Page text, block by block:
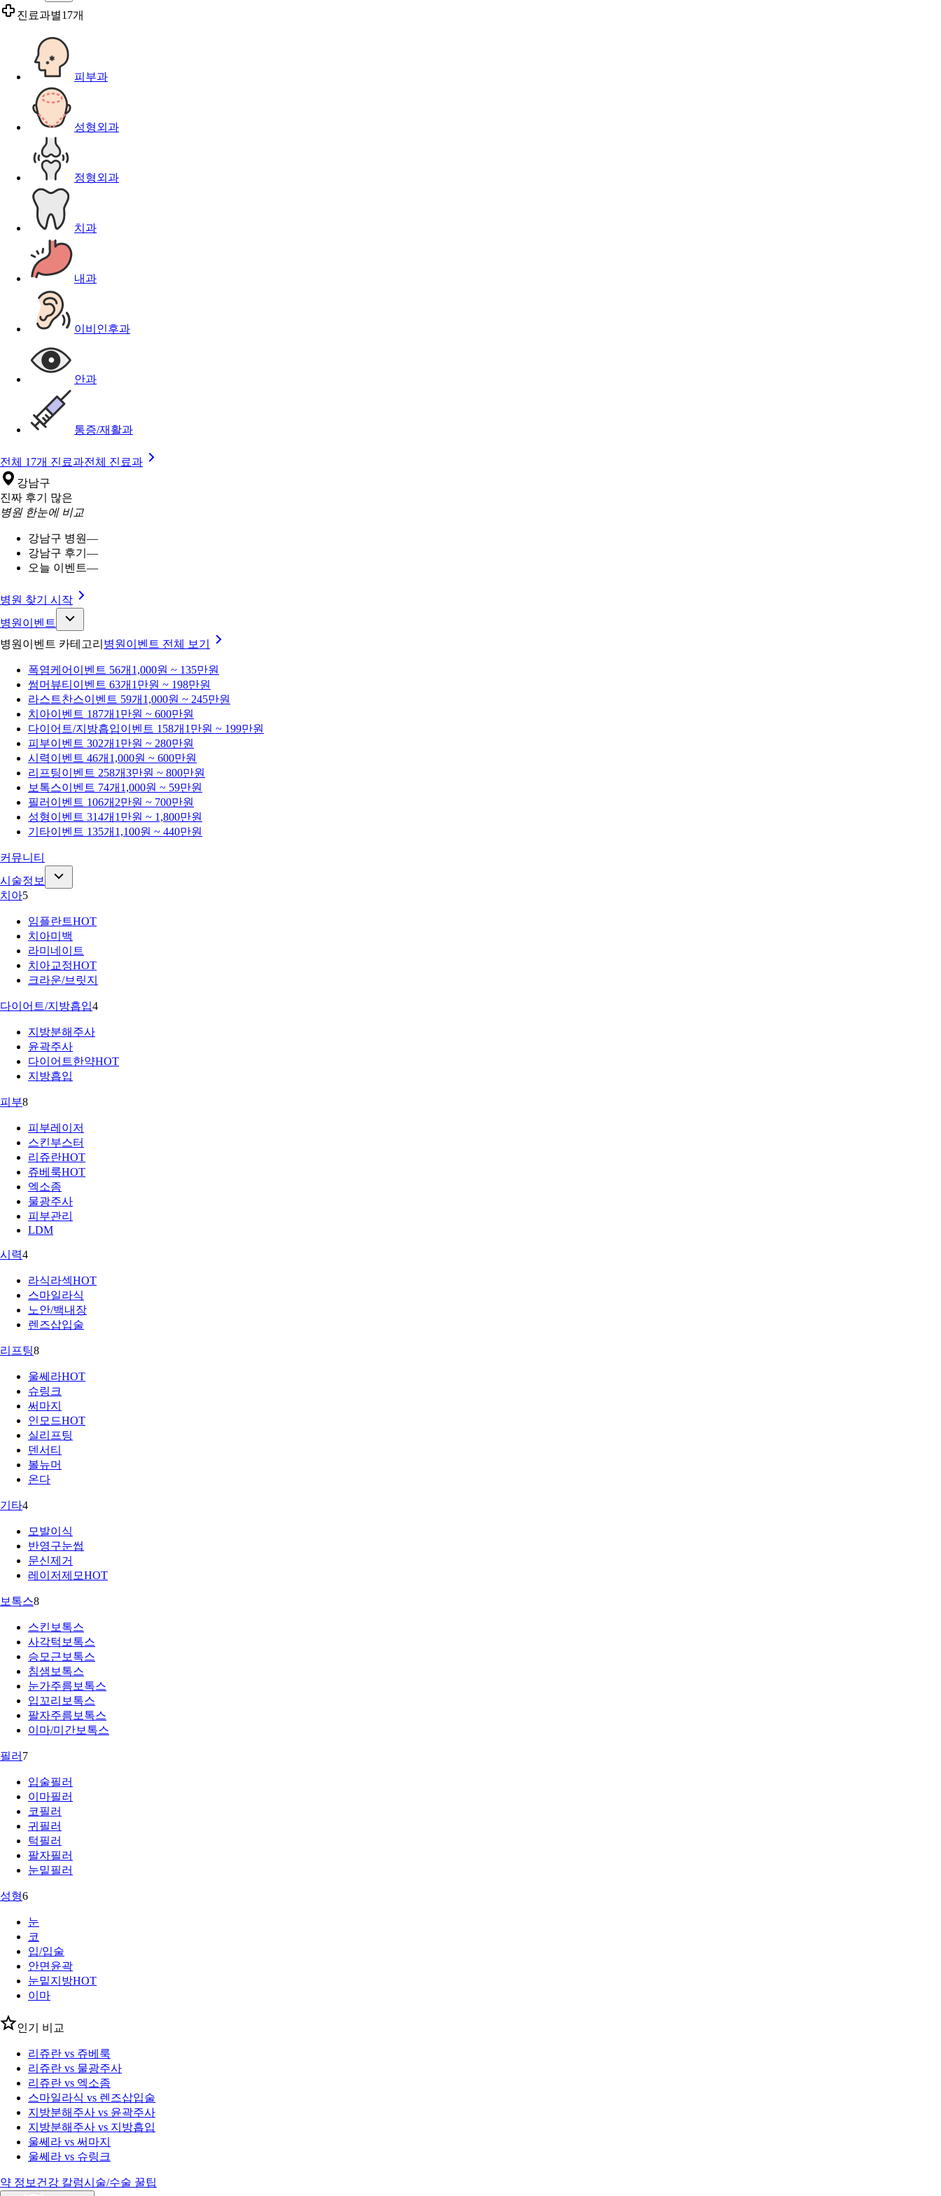
진료과별17개
피부과
성형외과
정형외과
치과
내과
이비인후과
안과
통증/재활과
전체 17개 진료과전체 진료과
강남구
진짜 후기 많은
병원 한눈에 비교
강남구 병원—
강남구 후기 —
오늘 이벤트—
병원 찾기 시작
병원이벤트
병원이벤트 카테고리 병원이벤트 전체 보기
폭염케어 이벤트 56개 1,000원 ~ 135만원
썸머뷰티 이벤트 63개 1만원 ~ 198만원
라스트찬스이벤트 59개 1,000원 ~ 245만원
치아이벤트 187개 1만원 ~ 600만원
다이어트/지방흡입이벤트 158개 1만원 ~ 199만원
피부이벤트 302개 1만원 ~ 280만원
시력이벤트 46개 1,000원 ~ 600만원
리프팅이벤트 258개3만원 ~ 800만원
보톡스이벤트 74개 1,000원 ~ 59만원
필러 이벤트 106개 2만원 ~ 700만원
성형이벤트 314개 1만원 ~ 1,800만원
기타이벤트 135개 1,100원 ~ 440만원
커뮤니티
시술정보
치아5
임플란트HOT
치아미백
라미네이트
치아교정HOT
크라운/브릿지
다이어트/지방흡입4
지방분해주사
윤곽주사
다이어트한약HOT
지방흡입
피부8
피부레이저
스킨부스터
리쥬란HOT
쥬베룩HOT
엑소좀
물광주사
피부관리
LDM
시력4
라식라섹HOT
스마일라식
노안/백내장
렌즈삽입술
리프팅8
울쎄라HOT
슈링크
써마지
인모드HOT
실리프팅
덴서티
볼뉴머
온다
기타4
모발이식
반영구눈썹
문신제거
레이저제모HOT
보톡스8
스킨보톡스
사각턱보톡스
승모근보톡스
침샘보톡스
눈가주름보톡스
입꼬리보톡스
팔자주름보톡스
이마/미간보톡스
필러 7
입술필러
이마필러
코필러
귀필러
턱필러
팔자필러
눈밑필러
성형6
눈
코
입/입술
안면윤곽
눈밑지방HOT
이마
인기 비교
리쥬란 vs 쥬베룩
리쥬란 vs 물광주사
리쥬란 vs 엑소좀
스마일라식 vs 렌즈삽입술
지방분해주사 vs 윤곽주사
지방분해주사 vs 지방흡입
울쎄라 vs 써마지
울쎄라 vs 슈링크
약 정보 건강 칼럼시술/수술 꿀팁